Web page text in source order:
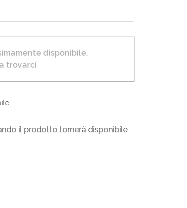
disponibile.
trovarci
il prodotto tornerà disponibile